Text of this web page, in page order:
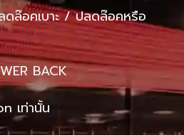
ล๊อคเบาะ / ปลดล๊อคหรือ
BACK
เท่านั้น